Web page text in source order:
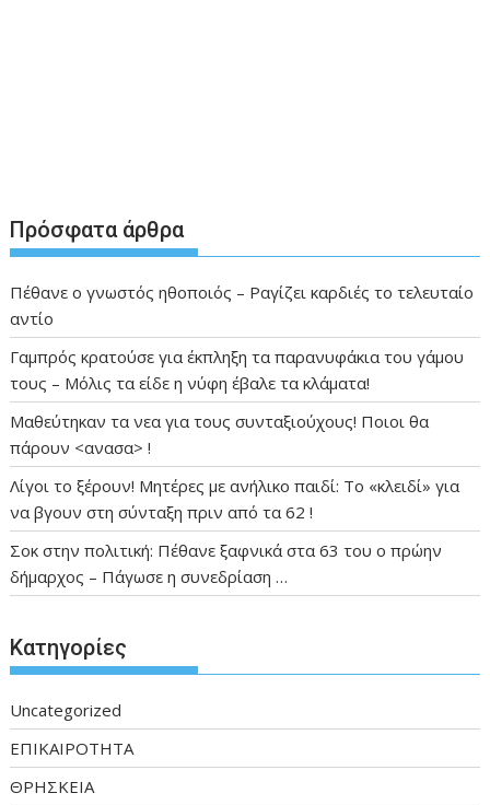
Πρόσφατα άρθρα
Πέθανε ο γνωστός ηθοποιός – Ραγίζει καρδιές το τελευταίο
αντίο
Γαμπρός κρατούσε για έκπληξη τα παρανυφάκια του γάμου
τους – Μόλις τα είδε η νύφη έβαλε τα κλάματα!
Μαθεύτηκαν τα νεα για τους συνταξιούχους! Ποιοι θα
πάρουν <ανασα> !
Λίγοι το ξέρουν! Μητέρες με ανήλικο παιδί: Το «κλειδί» για
να βγουν στη σύνταξη πριν από τα 62 !
Σοκ στην πολιτική: Πέθανε ξαφνικά στα 63 του ο πρώην
δήμαρχος – Πάγωσε η συνεδρίαση …
Kατηγορίες
Uncategorized
ΕΠΙΚΑΙΡΟΤΗΤΑ
ΘΡΗΣΚΕΙΑ